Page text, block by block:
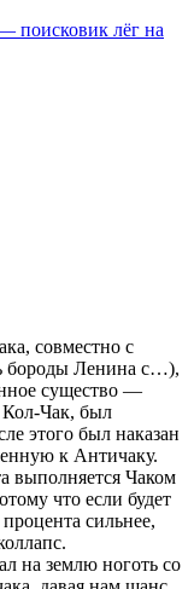
поисковик лёг на
совместно с
бороды Ленина с…),
существо —
Кол-Чак, был
этого был наказан
к Античаку.
выполняется Чаком
что если будет
сильнее,
на землю ноготь со